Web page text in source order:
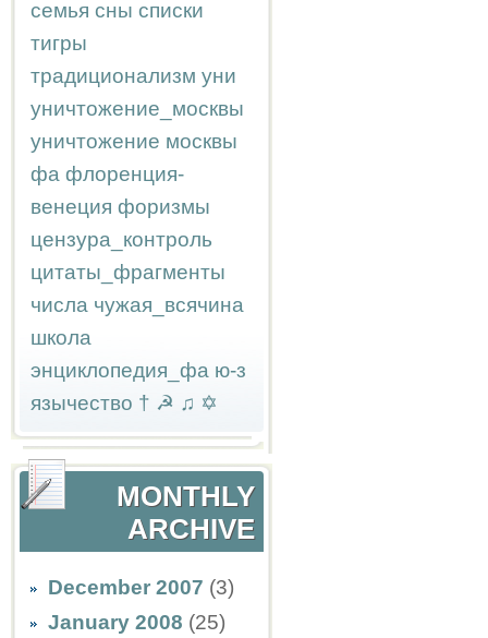
семья сны списки
тигры
традиционализм уни
уничтожение_москвы
уничтожение москвы
фа флоренция-
венеция форизмы
цензура_контроль
цитаты_фрагменты
числа чужая_всячина
школа
энциклопедия_фа ю-з
язычество † ☭ ♫ ✡
MONTHLY
ARCHIVE
December 2007 (3)
January 2008 (25)